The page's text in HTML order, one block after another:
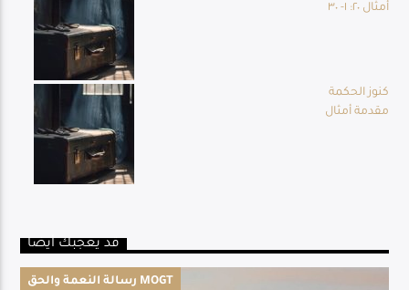
أمثال ٢٠: ١- ٣٠
كنوز الحكمة
مقدمة أمثال
قد يعجبك أيضا
رسالة النعمة والحق MOGT